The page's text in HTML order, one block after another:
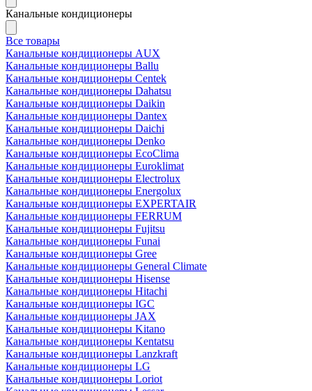
Канальные кондиционеры
Все товары
Канальные кондиционеры AUX
Канальные кондиционеры Ballu
Канальные кондиционеры Centek
Канальные кондиционеры Dahatsu
Канальные кондиционеры Daikin
Канальные кондиционеры Dantex
Канальные кондиционеры Daichi
Канальные кондиционеры Denko
Канальные кондиционеры EcoClima
Канальные кондиционеры Euroklimat
Канальные кондиционеры Electrolux
Канальные кондиционеры Energolux
Канальные кондиционеры EXPERTAIR
Канальные кондиционеры FERRUM
Канальные кондиционеры Fujitsu
Канальные кондиционеры Funai
Канальные кондиционеры Gree
Канальные кондиционеры General Climate
Канальные кондиционеры Hisense
Канальные кондиционеры Hitachi
Канальные кондиционеры IGC
Канальные кондиционеры JAX
Канальные кондиционеры Kitano
Канальные кондиционеры Kentatsu
Канальные кондиционеры Lanzkraft
Канальные кондиционеры LG
Канальные кондиционеры Loriot